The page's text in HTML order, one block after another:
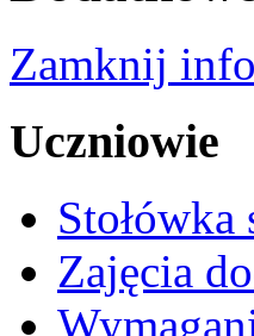
Zamknij
Uczniowie
Stołówka
Zajęcia